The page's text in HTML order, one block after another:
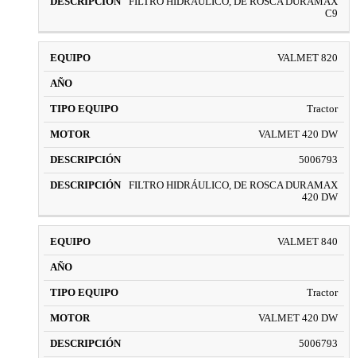
C9
VALMET 820
Tractor
VALMET 420 DW
5006793
FILTRO HIDRÁULICO, DE ROSCA DURAMAX
420 DW
VALMET 840
Tractor
VALMET 420 DW
5006793